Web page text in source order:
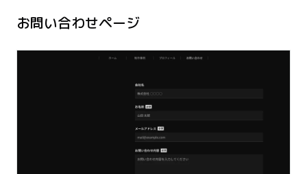
お問い合わせページ